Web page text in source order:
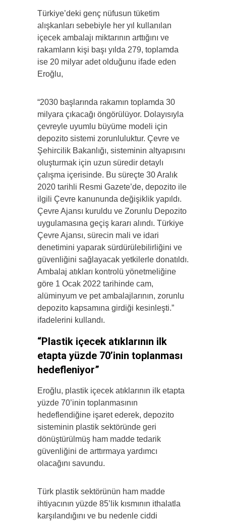
Türkiye’deki genç nüfusun tüketim
alışkanları sebebiyle her yıl kullanılan
içecek ambalajı miktarının arttığını ve
rakamların kişi başı yılda 279, toplamda
ise 20 milyar adet olduğunu ifade eden
Eroğlu,
“2030 başlarında rakamın toplamda 30
milyara çıkacağı öngörülüyor. Dolayısıyla
çevreyle uyumlu büyüme modeli için
depozito sistemi zorunluluktur. Çevre ve
Şehircilik Bakanlığı, sisteminin altyapısını
oluşturmak için uzun süredir detaylı
çalışma içerisinde. Bu süreçte 30 Aralık
2020 tarihli Resmi Gazete’de, depozito ile
ilgili Çevre kanununda değişiklik yapıldı.
Çevre Ajansı kuruldu ve Zorunlu Depozito
uygulamasına geçiş kararı alındı. Türkiye
Çevre Ajansı, sürecin mali ve idari
denetimini yaparak sürdürülebilirliğini ve
güvenliğini sağlayacak yetkilerle donatıldı.
Ambalaj atıkları kontrolü yönetmeliğine
göre 1 Ocak 2022 tarihinde cam,
alüminyum ve pet ambalajlarının, zorunlu
depozito kapsamına girdiği kesinleşti.”
ifadelerini kullandı.
“Plastik içecek atıklarının ilk
etapta yüzde 70’inin toplanması
hedefleniyor”
Eroğlu, plastik içecek atıklarının ilk etapta
yüzde 70’inin toplanmasının
hedeflendiğine işaret ederek, depozito
sisteminin plastik sektöründe geri
dönüştürülmüş ham madde tedarik
güvenliğini de arttırmaya yardımcı
olacağını savundu.
Türk plastik sektörünün ham madde
ihtiyacının yüzde 85’lik kısmının ithalatla
karşılandığını ve bu nedenle ciddi